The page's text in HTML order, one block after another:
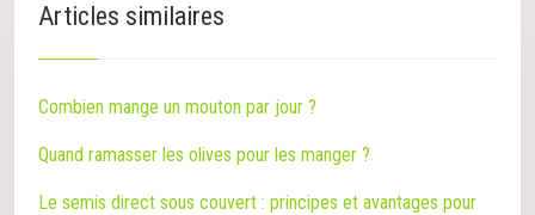
Articles similaires
Combien mange un mouton par jour ?
Quand ramasser les olives pour les manger ?
Le semis direct sous couvert : principes et avantages pour